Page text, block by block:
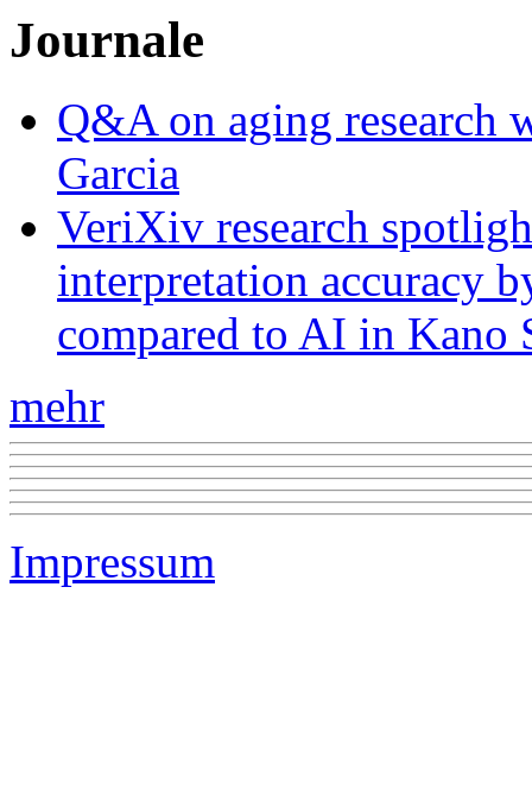
Journale
Q&A on aging research
Garcia
VeriXiv research
interpretation accuracy
compared to AI in Kano
mehr
Impressum